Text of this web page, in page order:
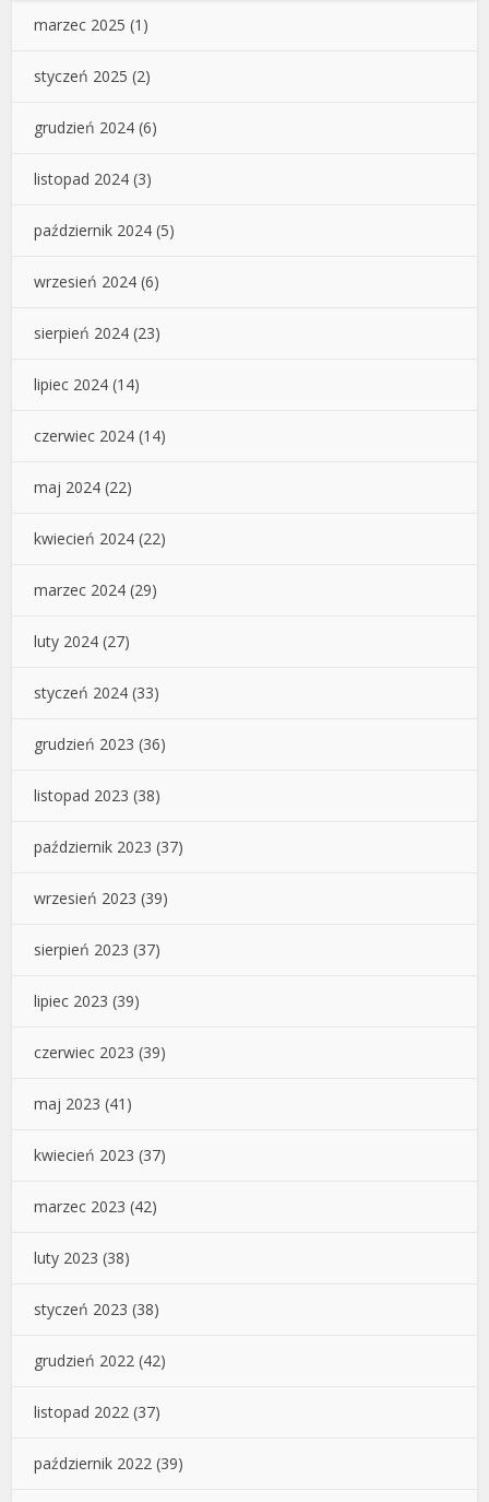
marzec 2025 (1)
styczeń 2025 (2)
grudzień 2024 (6)
listopad 2024 (3)
październik 2024 (5)
wrzesień 2024 (6)
sierpień 2024 (23)
lipiec 2024 (14)
czerwiec 2024 (14)
maj 2024 (22)
kwiecień 2024 (22)
marzec 2024 (29)
luty 2024 (27)
styczeń 2024 (33)
grudzień 2023 (36)
listopad 2023 (38)
październik 2023 (37)
wrzesień 2023 (39)
sierpień 2023 (37)
lipiec 2023 (39)
czerwiec 2023 (39)
maj 2023 (41)
kwiecień 2023 (37)
marzec 2023 (42)
luty 2023 (38)
styczeń 2023 (38)
grudzień 2022 (42)
listopad 2022 (37)
październik 2022 (39)